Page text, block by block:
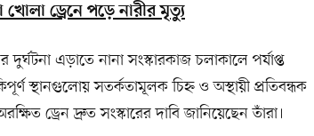
খোলা ড্রেনে পড়ে নারীর মৃত্যু
এড়াতে নানা সংস্কারকাজ চলাকালে পর্যাপ্ত
স্থানগুলোয় সতর্কতামূলক চিহ্ন ও অস্থায়ী প্রতিবন্ধক
ড্রেন দ্রুত সংস্কারের দাবি জানিয়েছেন তাঁরা।